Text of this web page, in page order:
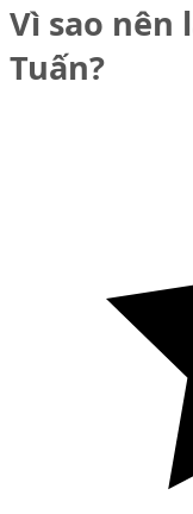
Vì sao nên
Tuấn?